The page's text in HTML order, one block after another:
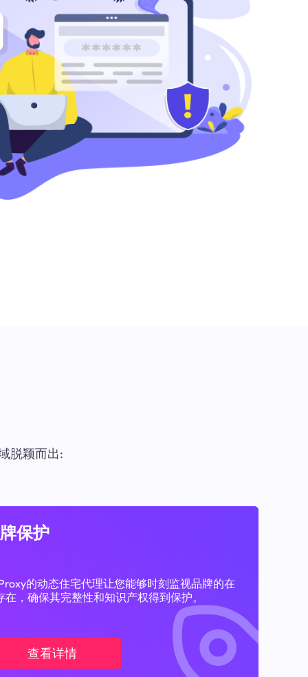
脱颖而出:
保护
的动态住宅代理让您能够时刻监视品牌的在
在，确保其完整性和知识产权得到保护。
查看详情